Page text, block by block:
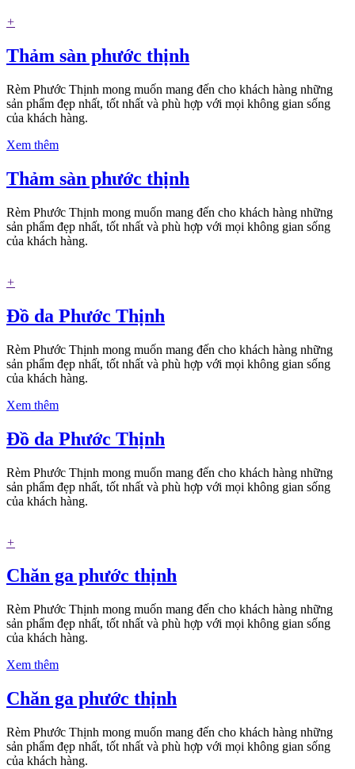
+
Thảm sàn phước thịnh
Rèm Phước Thịnh mong muốn mang đến cho khách hàng những
sản phẩm đẹp nhất, tốt nhất và phù hợp với mọi không gian sống
của khách hàng.
Xem thêm
Thảm sàn phước thịnh
Rèm Phước Thịnh mong muốn mang đến cho khách hàng những
sản phẩm đẹp nhất, tốt nhất và phù hợp với mọi không gian sống
của khách hàng.
+
Đồ da Phước Thịnh
Rèm Phước Thịnh mong muốn mang đến cho khách hàng những
sản phẩm đẹp nhất, tốt nhất và phù hợp với mọi không gian sống
của khách hàng.
Xem thêm
Đồ da Phước Thịnh
Rèm Phước Thịnh mong muốn mang đến cho khách hàng những
sản phẩm đẹp nhất, tốt nhất và phù hợp với mọi không gian sống
của khách hàng.
+
Chăn ga phước thịnh
Rèm Phước Thịnh mong muốn mang đến cho khách hàng những
sản phẩm đẹp nhất, tốt nhất và phù hợp với mọi không gian sống
của khách hàng.
Xem thêm
Chăn ga phước thịnh
Rèm Phước Thịnh mong muốn mang đến cho khách hàng những
sản phẩm đẹp nhất, tốt nhất và phù hợp với mọi không gian sống
của khách hàng.